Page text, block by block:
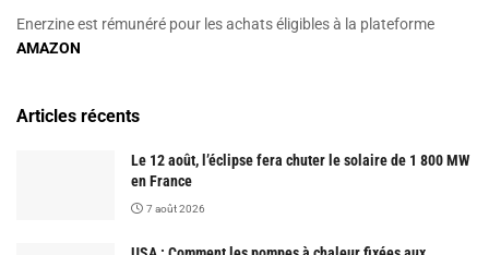
Enerzine est rémunéré pour les achats éligibles à la plateforme
AMAZON
Articles récents
Le 12 août, l’éclipse fera chuter le solaire de 1 800 MW
en France
7 août 2026